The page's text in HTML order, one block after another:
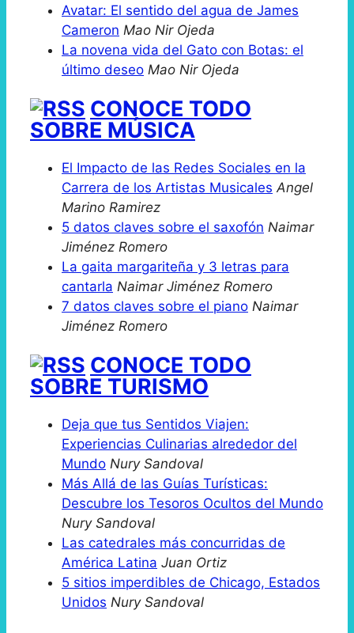
Avatar: El sentido del agua de James
Cameron Mao Nir Ojeda
La novena vida del Gato con Botas: el
último deseo Mao Nir Ojeda
CONOCE TODO
SOBRE MÚSICA
El Impacto de las Redes Sociales en la
Carrera de los Artistas Musicales Angel
Marino Ramirez
5 datos claves sobre el saxofón Naimar
Jiménez Romero
La gaita margariteña y 3 letras para
cantarla Naimar Jiménez Romero
7 datos claves sobre el piano Naimar
Jiménez Romero
CONOCE TODO
SOBRE TURISMO
Deja que tus Sentidos Viajen:
Experiencias Culinarias alrededor del
Mundo Nury Sandoval
Más Allá de las Guías Turísticas:
Descubre los Tesoros Ocultos del Mundo
Nury Sandoval
Las catedrales más concurridas de
América Latina Juan Ortiz
5 sitios imperdibles de Chicago, Estados
Unidos Nury Sandoval